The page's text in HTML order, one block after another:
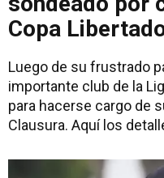
Copa
Luego de su frustrado
importante club de la
para hacerse cargo de
Clausura. Aquí los